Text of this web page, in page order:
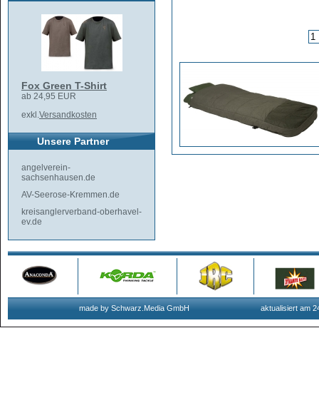
Fox Green T-Shirt
ab 24,95 EUR
exkl.Versandkosten
Unsere Partner
angelverein-
sachsenhausen.de
AV-Seerose-Kremmen.de
kreisanglerverband-oberhavel-
ev.de
made by Schwarz.Media GmbH aktualisiert am